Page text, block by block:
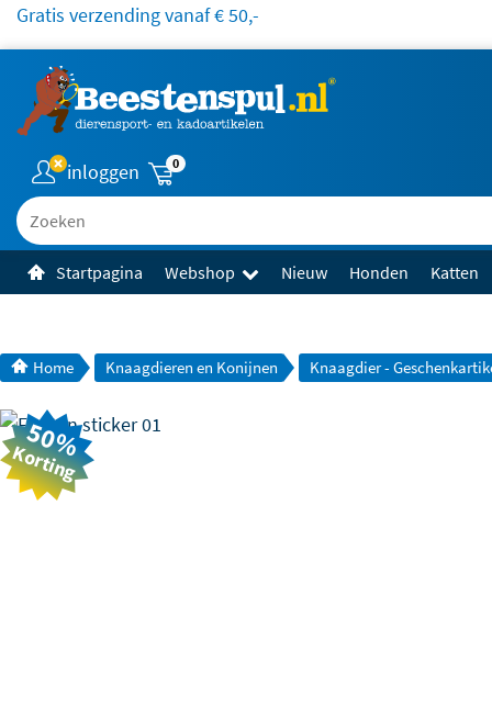
Gratis verzending vanaf € 50,-
inloggen 0
Zoeken
Startpagina Webshop Nieuw Honden Katten
Home Knaagdieren en Konijnen Knaagdier -
50%
Korting